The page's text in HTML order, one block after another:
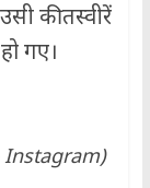
की तस्वीरें
गए।
Instagram)